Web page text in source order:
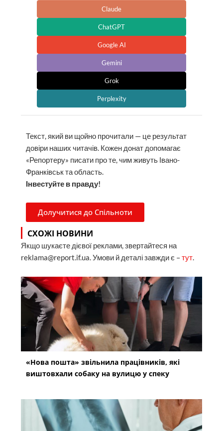
Claude
ChatGPT
Google AI
Gemini
Grok
Perplexity
Текст, який ви щойно прочитали — це результат
довіри наших читачів. Кожен донат допомагає
«Репортеру» писати про те, чим живуть Івано-
Франківськ та область.
Інвестуйте в правду!
Долучитися до Спільноти
СХОЖІ НОВИНИ
Якщо шукаєте дієвої реклами, звертайтеся на
reklama@report.if.ua. Умови й деталі завжди є –тут.
«Нова пошта» звільнила працівників, які
виштовхали собаку на вулицю у спеку